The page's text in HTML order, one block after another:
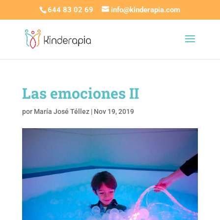
644 83 02 69 info@kinderapia.com
Las emociones II
por María José Téllez| Nov 19, 2019